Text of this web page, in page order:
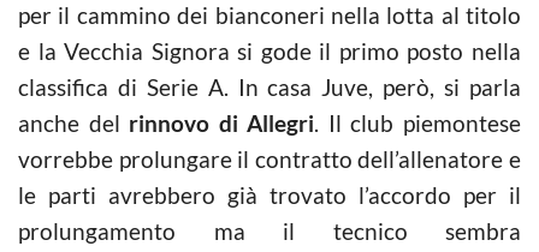
per il cammino dei bianconeri nella lotta al titolo
e la Vecchia Signora si gode il primo posto nella
classifica di Serie A. In casa Juve, però, si parla
anche del rinnovo di Allegri. Il club piemontese
vorrebbe prolungare il contratto dell’allenatore e
le parti avrebbero già trovato l’accordo per il
prolungamento ma il tecnico sembra